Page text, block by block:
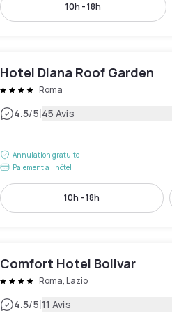
10h - 18h
Hotel Diana Roof Garden
Roma
4.5/5|45 Avis
Annulation gratuite
Paiement à l'hôtel
10h - 18h
Comfort Hotel Bolivar
Roma, Lazio
4.5/5|11 Avis